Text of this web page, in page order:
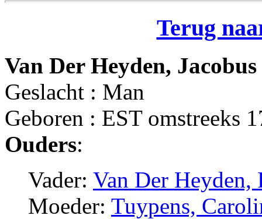
Terug
Van Der Heyden, Jacobus
Geslacht : Man
Geboren : EST omstreeks
Ouders:
Vader: Van Der Heyden,
Moeder: Tuypens,